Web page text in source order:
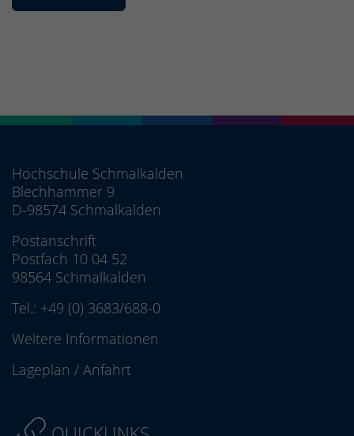
Hochschule Schmalkalden
Blechhammer 9
D-98574 Schmalkalden
Postanschrift
Postfach 10 04 52
98564 Schmalkalden
Tel.: +49 (0) 3683/688-0
Weitere Informationen
Lageplan / Anfahrt